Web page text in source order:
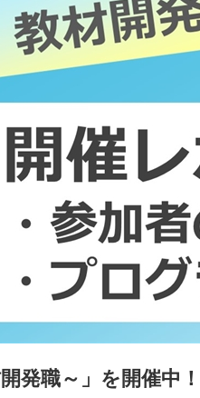
発職～」を開催中